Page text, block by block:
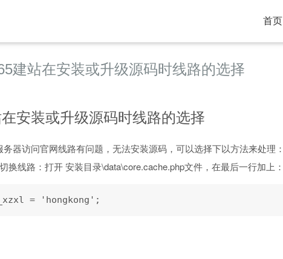
首页
建站在安装或升级源码时线路的选择
安装或升级源码时线路的选择
务器访问官网线路有问题，无法安装源码，可以选择下以方法来处理：
换线路：打开 安装目录\data\core.cache.php文件，在最后一行加上：
= 'hongkong';